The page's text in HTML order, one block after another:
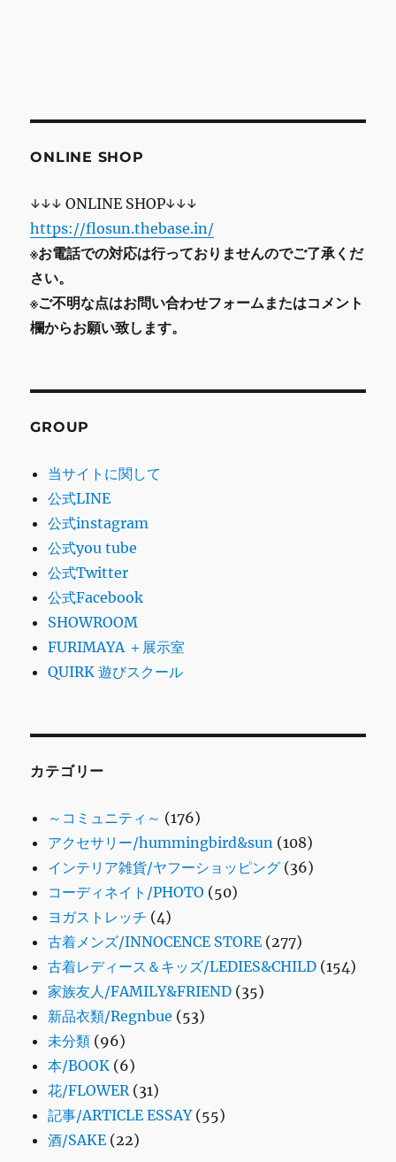
ONLINE SHOP
↓↓↓ ONLINE SHOP↓↓↓
https://flosun.thebase.in/
※お電話での対応は行っておりませんのでご了承くだ
さい。
※ご不明な点はお問い合わせフォームまたはコメント
欄からお願い致します。
GROUP
当サイトに関して
公式LINE
公式instagram
公式you tube
公式Twitter
公式Facebook
SHOWROOM
FURIMAYA ＋展示室
QUIRK 遊びスクール
カテゴリー
～コミュニティ～ (176)
アクセサリー/hummingbird&sun (108)
インテリア雑貨/ヤフーショッピング (36)
コーディネイト/PHOTO (50)
ヨガストレッチ (4)
古着メンズ/INNOCENCE STORE (277)
古着レディース＆キッズ/LEDIES&CHILD (154)
家族友人/FAMILY&FRIEND (35)
新品衣類/Regnbue (53)
未分類 (96)
本/BOOK (6)
花/FLOWER (31)
記事/ARTICLE ESSAY(55)
酒/SAKE (22)